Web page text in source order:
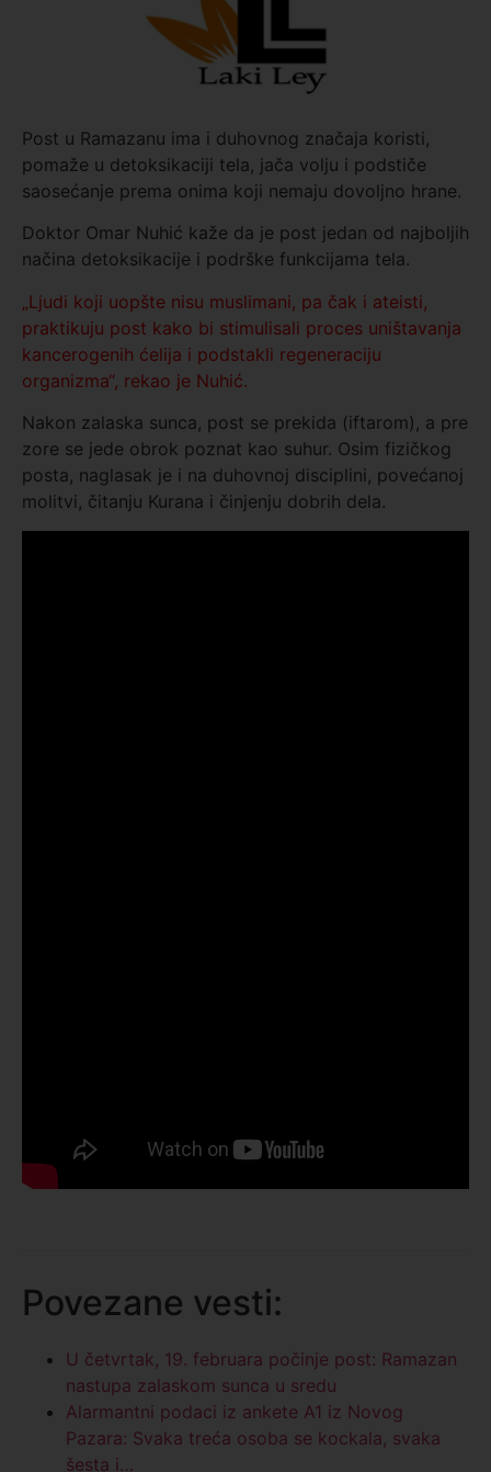
Post u Ramazanu ima i duhovnog značaja koristi,
pomaže u detoksikaciji tela, jača volju i podstiče
saosećanje prema onima koji nemaju dovoljno hrane.
Doktor Omar Nuhić kaže da je post jedan od najboljih
načina detoksikacije i podrške funkcijama tela.
„Ljudi koji uopšte nisu muslimani, pa čak i ateisti,
praktikuju post kako bi stimulisali proces uništavanja
kancerogenih ćelija i podstakli regeneraciju
organizma“, rekao je Nuhić.
Nakon zalaska sunca, post se prekida (iftarom), a pre
zore se jede obrok poznat kao suhur. Osim fizičkog
posta, naglasak je i na duhovnoj disciplini, povećanoj
molitvi, čitanju Kurana i činjenju dobrih dela.
Povezane vesti:
U četvrtak, 19. februara počinje post: Ramazan
nastupa zalaskom sunca u sredu
Alarmantni podaci iz ankete A1 iz Novog
Pazara: Svaka treća osoba se kockala, svaka
šesta i…